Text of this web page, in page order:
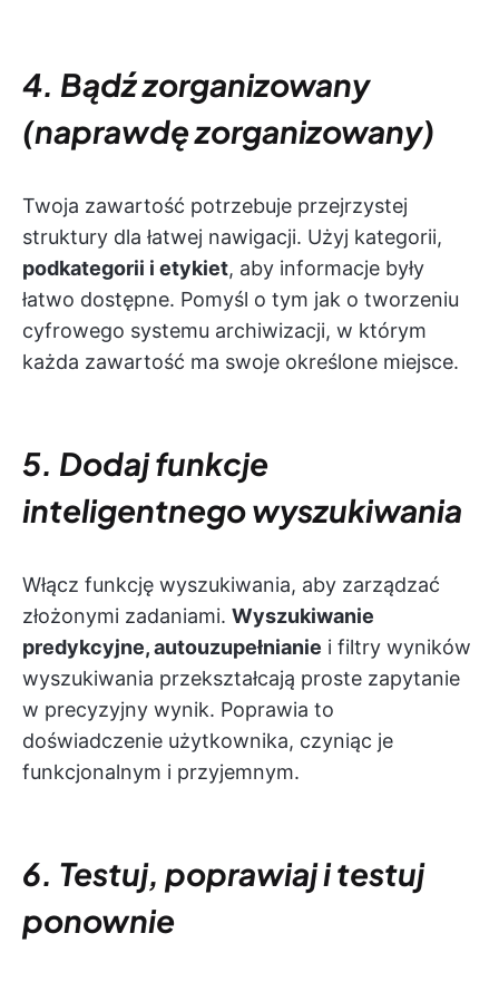
4. Bądź zorganizowany
(naprawdę zorganizowany)
Twoja zawartość potrzebuje przejrzystej
struktury dla łatwej nawigacji. Użyj kategorii,
podkategorii i etykiet, aby informacje były
łatwo dostępne. Pomyśl o tym jak o tworzeniu
cyfrowego systemu archiwizacji, w którym
każda zawartość ma swoje określone miejsce.
5. Dodaj funkcje
inteligentnego wyszukiwania
Włącz funkcję wyszukiwania, aby zarządzać
złożonymi zadaniami. Wyszukiwanie
predykcyjne, autouzupełnianie i filtry wyników
wyszukiwania przekształcają proste zapytanie
w precyzyjny wynik. Poprawia to
doświadczenie użytkownika, czyniąc je
funkcjonalnym i przyjemnym.
6. Testuj, poprawiaj i testuj
ponownie